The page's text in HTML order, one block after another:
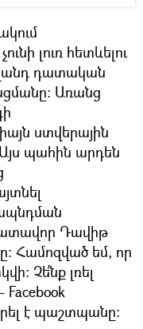
լուռ հետևելու
դատական
Առանց
ստվերային
պահին արդեն
Դավիթ
Համոզված եմ, որ
Չե՛նք լռել
Facebook
է պաշտպանը։